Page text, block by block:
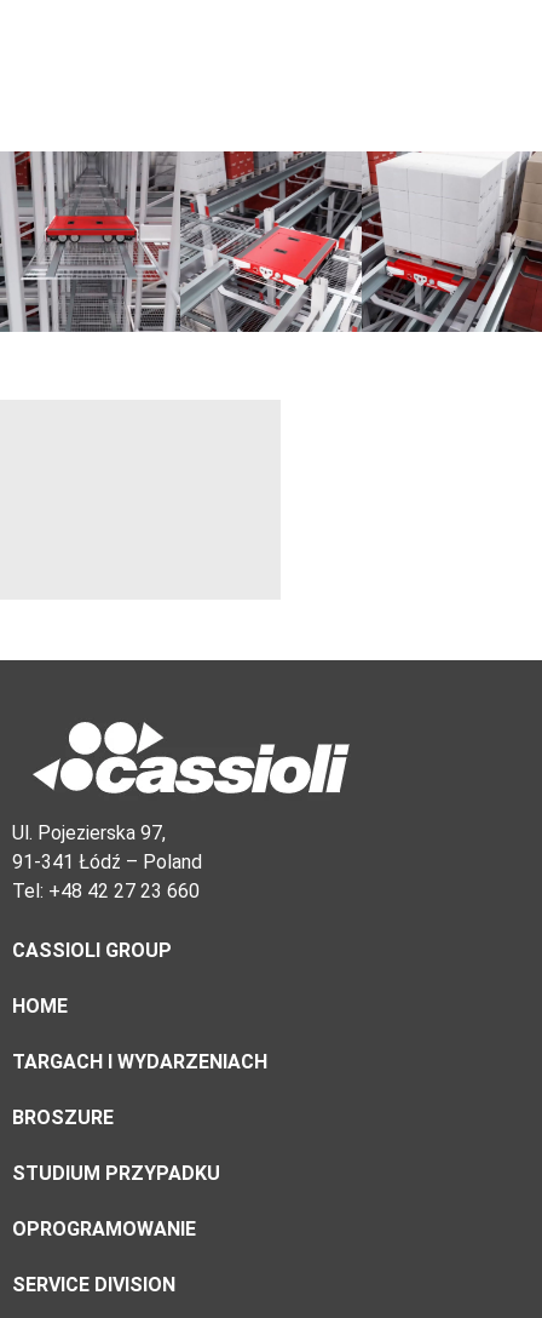
Ul. Pojezierska 97,
91-341 Łódź – Poland
Tel: +48 42 27 23 660
CASSIOLI GROUP
HOME
TARGACH I WYDARZENIACH
BROSZURE
STUDIUM PRZYPADKU
OPROGRAMOWANIE
SERVICE DIVISION